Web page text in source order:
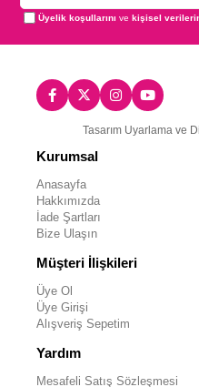
Üyelik koşullarını vekişisel
Tasarım Uyarlama ve
Kurumsal
Anasayfa
Hakkımızda
İade Şartları
Bize Ulaşın
Müşteri İlişkileri
Üye Ol
Üye Girişi
Alışveriş Sepetim
Yardım
Mesafeli Satış Sözleşmesi